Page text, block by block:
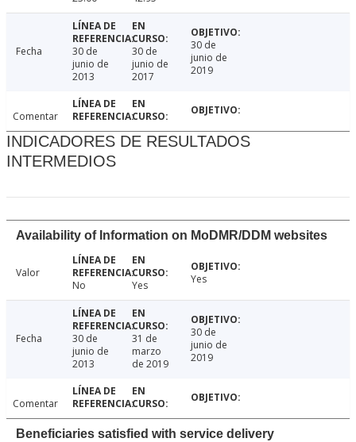
Fecha
30 de
junio de
2013
30 de
junio de
2017
30 de
junio de
2019
Comentar
INDICADORES DE RESULTADOS
INTERMEDIOS
Availability of Information on MoDMR/DDM websites
Valor
No
Yes Yes
Fecha
30 de
junio de
2013
31 de
marzo
de 2019
30 de
junio de
2019
Comentar
Beneficiaries satisfied with service delivery